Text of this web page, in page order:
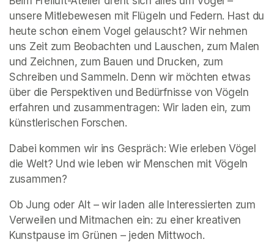
unsere Mitlebewesen mit Flügeln und Federn. Hast du
heute schon einem Vogel gelauscht? Wir nehmen
uns Zeit zum Beobachten und Lauschen, zum Malen
und Zeichnen, zum Bauen und Drucken, zum
Schreiben und Sammeln. Denn wir möchten etwas
über die Perspektiven und Bedürfnisse von Vögeln
erfahren und zusammentragen: Wir laden ein, zum
künstlerischen Forschen.
Dabei kommen wir ins Gespräch: Wie erleben Vögel
die Welt? Und wie leben wir Menschen mit Vögeln
zusammen?
Ob Jung oder Alt – wir laden alle Interessierten zum
Verweilen und Mitmachen ein: zu einer kreativen
Kunstpause im Grünen – jeden Mittwoch.